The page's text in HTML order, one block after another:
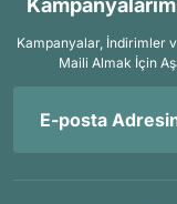
Kampanyalar, İndirimler
Maili Almak İçin